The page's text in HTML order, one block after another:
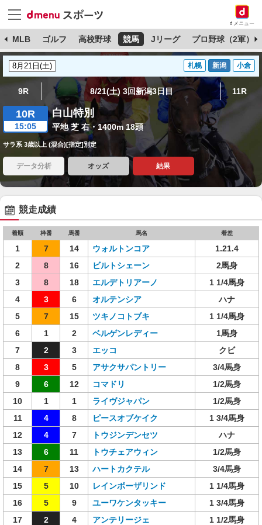
dメニュー
MLB ゴルフ 高校野球 競馬 Jリーグ プロ野球（2軍）
札幌 新潟 小倉
9R 8/21(土) 3回新潟3日目 11R
10R
15:05
白山特別
平地 芝 右・1400m 18頭
サラ系 3歳以上 (混合)[指定]別定
データ分析 オッズ 結果
競走成績
着順 枠番 馬番 馬名 着差
1 7 14 ウォルトンコア
1.21.4
2
8 16 ビルトシェーン
2馬身
3
8 18 エルデトリアーノ
1 1/4馬身
4
3 6 オルテンシア
ハナ
5
7 15 ツキノコトブキ
1 1/4馬身
6
1 2 ベルゲンレディー
1馬身
7
2 3 エッコ
クビ
8
3 5 アサクサパントリー
3/4馬身
9
6 12 コマドリ
1/2馬身
10
1 1 ライヴジャパン
1/2馬身
11
4 8 ピースオブケイク
1 3/4馬身
12
4 7 トウジンデンセツ
ハナ
13
6 11 トウチェアウィン
1/2馬身
14
7 13 ハートカクテル
3/4馬身
15
5 10 レインボーザリンド
1 1/4馬身
16
5 9 ユーワケンタッキー
1 3/4馬身
17
2 4 アンテリージェ
1 1/2馬身